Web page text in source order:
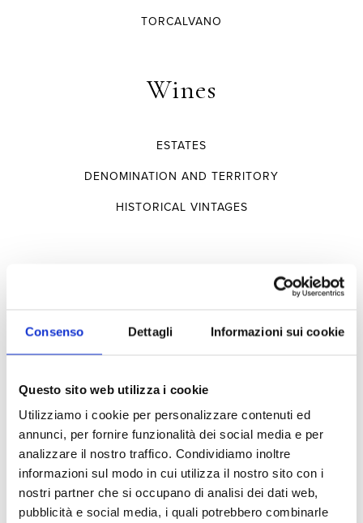
Consenso Dettagli Informazioni sui cookie
Questo sito web utilizza i cookie
Utilizziamo i cookie per personalizzare contenuti ed
annunci, per fornire funzionalità dei social media e per
analizzare il nostro traffico. Condividiamo inoltre
informazioni sul modo in cui utilizza il nostro sito con i
nostri partner che si occupano di analisi dei dati web,
pubblicità e social media, i quali potrebbero combinarle
TORCALVANO
Wines
ESTATES
DENOMINATION AND TERRITORY
HISTORICAL VINTAGES
SELECTIONS
TYPOLOGY
Experiences
VISITS AND TASTINGS